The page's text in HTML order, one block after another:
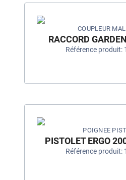
COUPLEUR
RACCORD
Référence produit:
POIGNEE
PISTOLET ERGO
Référence produit: